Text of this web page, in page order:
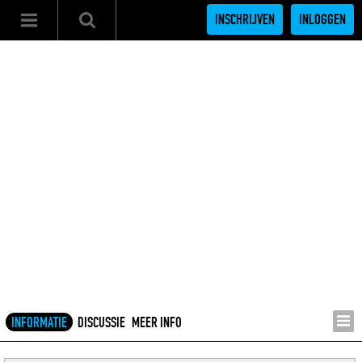
INSCHRIJVEN INLOGGEN
INFORMATIE DISCUSSIE MEER INFO